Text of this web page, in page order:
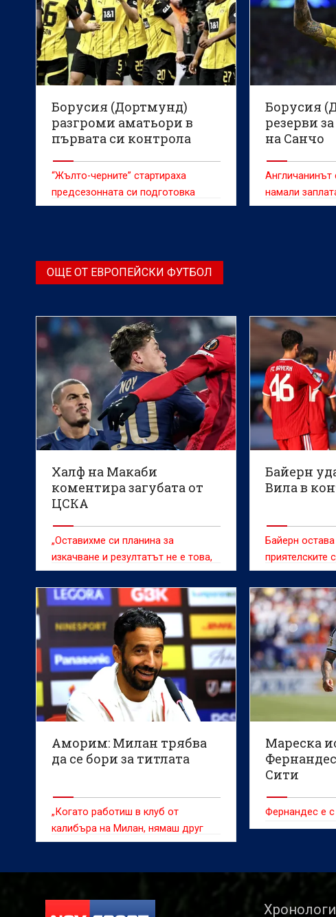
Борусия (Дортмунд)
разгроми аматьори в
първата си контрола
“Жълто-черните” стартираха
предсезонната си подготовка
Борусия
резерви
на Санчо
Англичанинът
намали
тима, но не е
ОЩЕ ОТ ЕВРОПЕЙСКИ ФУТБОЛ
Халф на Макаби
коментира загубата от
ЦСКА
„Оставихме си планина за
изкачване и резултатът не е това,
което искахме, но вярваме в себе
си“, заяви Итамар Ной
Байерн
Вила в
Байерн
приятелските
Аморим: Милан трябва
да се бори за титлата
„Когато работиш в клуб от
калибъра на Милан, нямаш друг
вариант“
Мареска
Сити
Фернандес е с